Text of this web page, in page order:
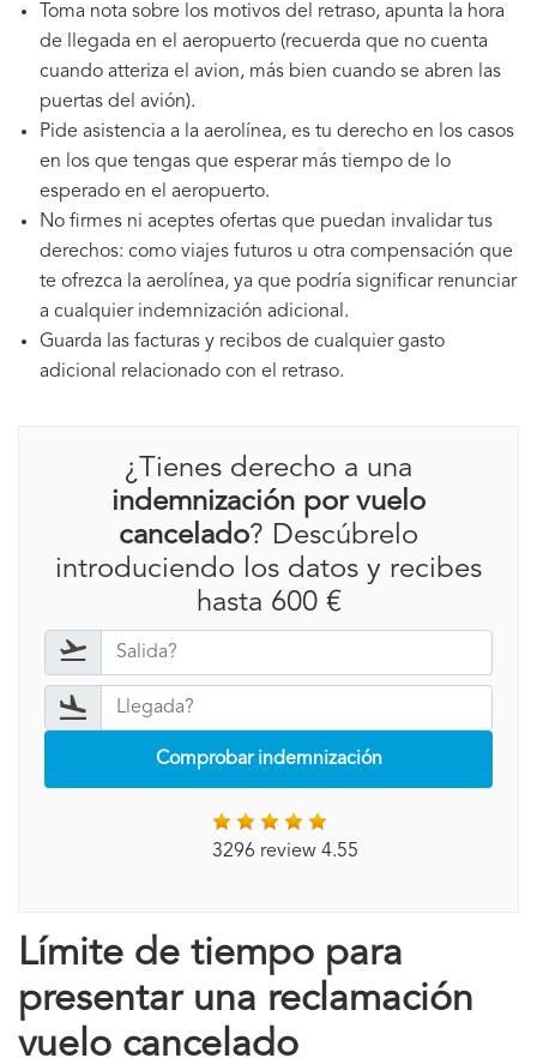
Toma nota sobre los motivos del retraso, apunta la hora
de llegada en el aeropuerto (recuerda que no cuenta
cuando atteriza el avion, más bien cuando se abren las
puertas del avión).
Pide asistencia a la aerolínea, es tu derecho en los casos
en los que tengas que esperar más tiempo de lo
esperado en el aeropuerto.
No firmes ni aceptes ofertas que puedan invalidar tus
derechos: como viajes futuros u otra compensación que
te ofrezca la aerolínea, ya que podría significar renunciar
a cualquier indemnización adicional.
Guarda las facturas y recibos de cualquier gasto
adicional relacionado con el retraso.
¿Tienes derecho a una
indemnización por vuelo
cancelado? Descúbrelo
introduciendo los datos y recibes
hasta 600 €
Comprobar indemnización
3296 review 4.55
Límite de tiempo para
presentar una reclamación
vuelo cancelado